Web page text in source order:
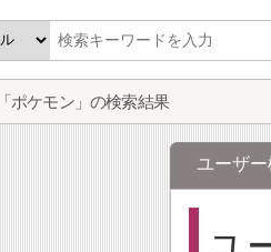
「ポケモン」の検索結果
ユーザ